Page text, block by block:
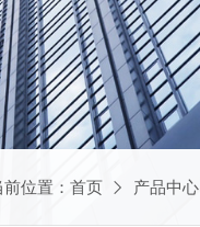
前位置： 首页 产品中心